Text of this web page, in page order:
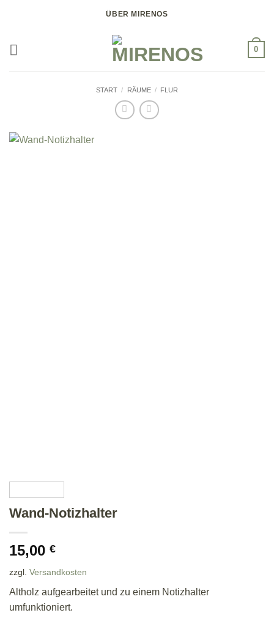
ÜBER MIRENOS
0
START / RÄUME / FLUR
Wand-Notizhalter
15,00 €
zzgl. Versandkosten
Altholz aufgearbeitet und zu einem Notizhalter
umfunktioniert.